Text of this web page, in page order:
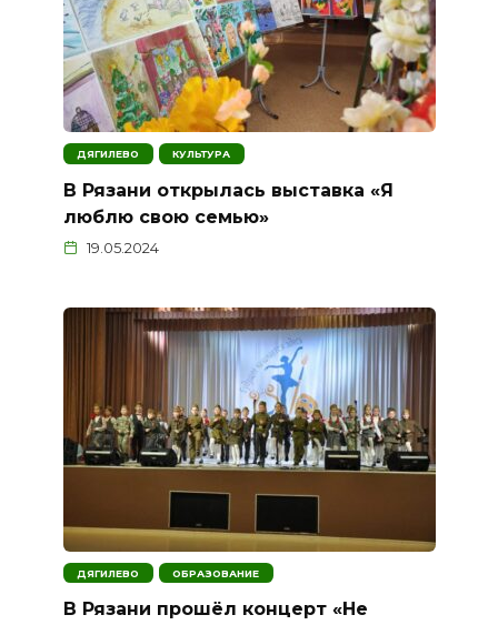
ДЯГИЛЕВО КУЛЬТУРА
В Рязани открылась выставка «Я
люблю свою семью»
19.05.2024
ДЯГИЛЕВО ОБРАЗОВАНИЕ
В Рязани прошёл концерт «Не